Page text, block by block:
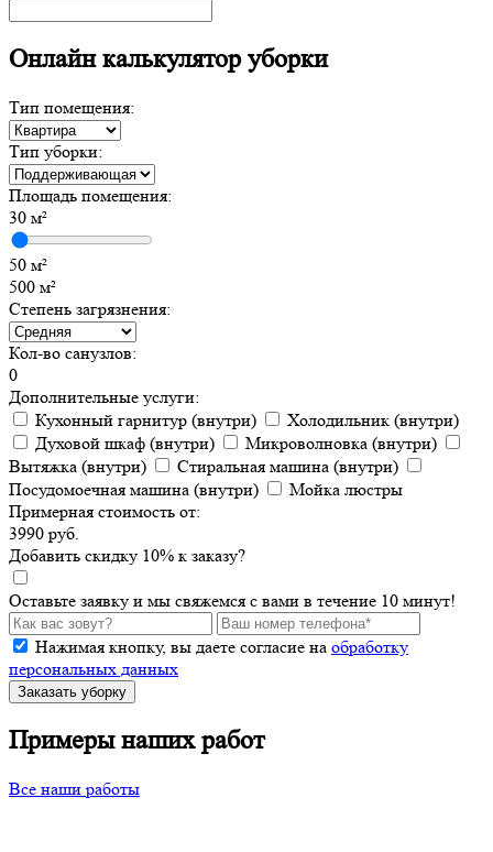
Онлайн калькулятор уборки
Тип помещения:
Тип уборки:
Площадь помещения:
30 м²
50 м²
500 м²
Степень загрязнения:
Кол-во санузлов:
0
Дополнительные услуги:
Кухонный гарнитур (внутри)
Холодильник (внутри)
Духовой шкаф (внутри)
Микроволновка (внутри)
Вытяжка (внутри)
Стиральная машина (внутри)
Посудомоечная машина (внутри)
Мойка люстры
Примерная стоимость от:
3990 руб.
Добавить скидку 10% к заказу?
Оставьте заявку и мы свяжемся с вами в течение 10 минут!
Нажимая кнопку, вы даете согласие на обработку
персональных данных
Заказать уборку
Примеры наших работ
Все наши работы